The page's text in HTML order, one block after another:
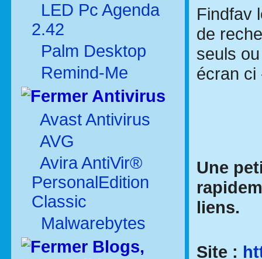
LED Pc Agenda
2.42
Palm Desktop
Remind-Me
Antivirus
Avast Antivirus
AVG
Avira AntiVir®
PersonalEdition
Classic
Malwarebytes
Blogs,
Findfav
de
seuls
écran ci
Une
liens.
Site :